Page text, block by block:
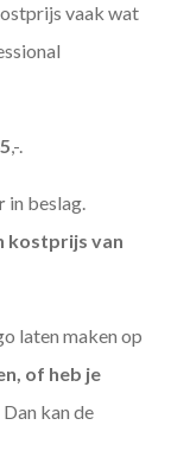
vaak wat
,-.
in beslag.
kostprijs van
laten maken op
of heb je
Dan kan de